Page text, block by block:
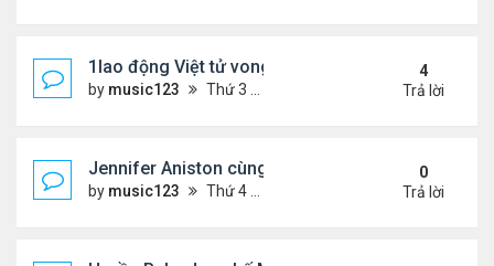
1lao động Việt tử vong trong trận động đất ở Nhật
by music123 Thứ 3 Tháng 7 28, 2026 4:16 pm
4
Trả lời
Jennifer Aniston cùng bạn trai nghỉ dưỡng trên du
by music123 Thứ 4 Tháng 7 29, 2026 5:26 pm
0
Trả lời